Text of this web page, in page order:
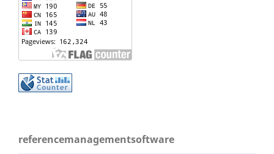
referencemanagementsoftware